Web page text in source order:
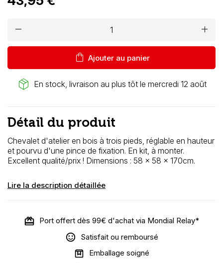
remove add
shopping_bag Ajouter au panier
package_2 En stock, livraison au plus tôt le mercredi 12 août
Détail du produit
Chevalet d'atelier en bois à trois pieds, réglable en hauteur
et pourvu d'une pince de fixation. En kit, à monter.
Excellent qualité/prix ! Dimensions : 58 x 58 x 170cm.
Lire la description détaillée
Port offert dès 99€ d'achat via Mondial Relay*
Satisfait ou remboursé
Emballage soigné